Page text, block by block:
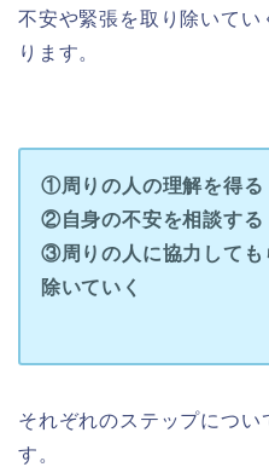
不安や緊張を取り除いてい
ります。
①周りの人の理解を得る
②自身の不安を相談する
③周りの人に協力しても
除いていく
それぞれのステップについ
す。